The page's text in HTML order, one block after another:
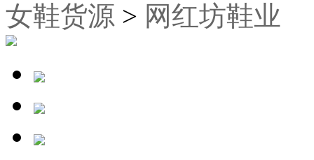
女鞋货源 > 网红坊鞋业